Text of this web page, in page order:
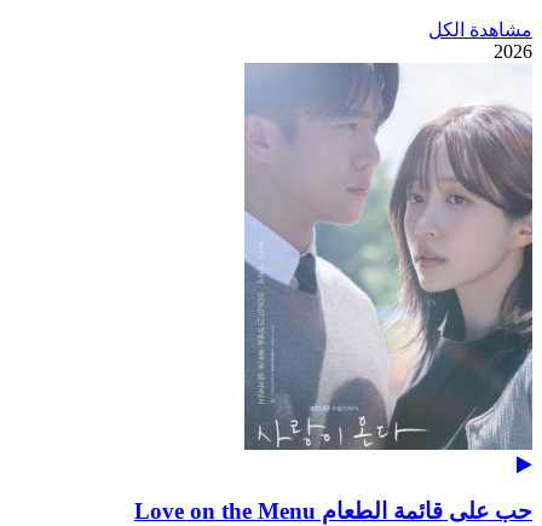
مشاهدة الكل
2026
حب على قائمة الطعام Love on the Menu